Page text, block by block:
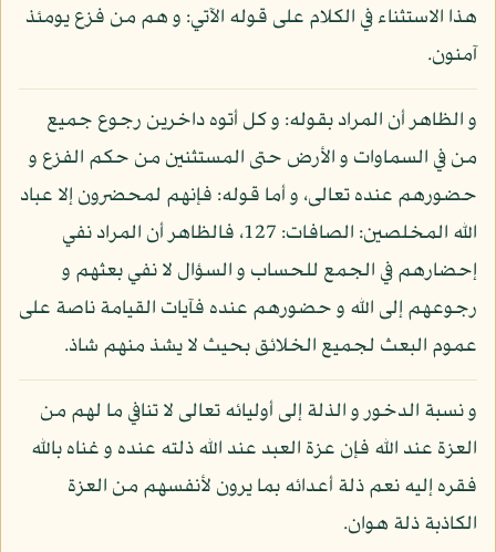
هذا الاستثناء في الكلام على قوله الآتي: و هم من فزع يومئذ
آمنون.
و الظاهر أن المراد بقوله: و كل أتوه داخرين رجوع جميع
من في السماوات و الأرض حتى المستثنين من حكم الفزع و
حضورهم عنده تعالى، و أما قوله: فإنهم لمحضرون إلا عباد
الله المخلصين: الصافات: 127، فالظاهر أن المراد نفي
إحضارهم في الجمع للحساب و السؤال لا نفي بعثهم و
رجوعهم إلى الله و حضورهم عنده فآيات القيامة ناصة على
عموم البعث لجميع الخلائق بحيث لا يشذ منهم شاذ.
و نسبة الدخور و الذلة إلى أوليائه تعالى لا تنافي ما لهم من
العزة عند الله فإن عزة العبد عند الله ذلته عنده و غناه بالله
فقره إليه نعم ذلة أعدائه بما يرون لأنفسهم من العزة
الكاذبة ذلة هوان.